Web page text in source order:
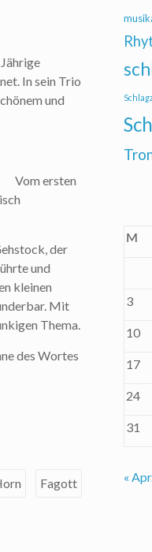
In sein Trio
und
Vom ersten
der
und
kleinen
Mit
Thema.
des Wortes
Fagott
M
3
10
17
24
31
«